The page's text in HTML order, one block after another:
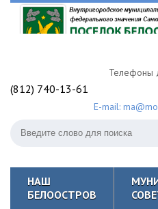
Телефоны
(812) 740-13-61
E-mail:
НАШ
БЕЛООСТРОВ